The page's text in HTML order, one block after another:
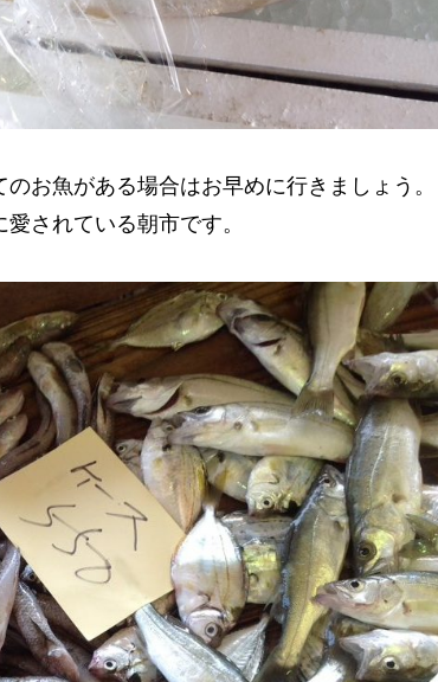
お魚がある場合はお早めに行きましょう。
されている朝市です。